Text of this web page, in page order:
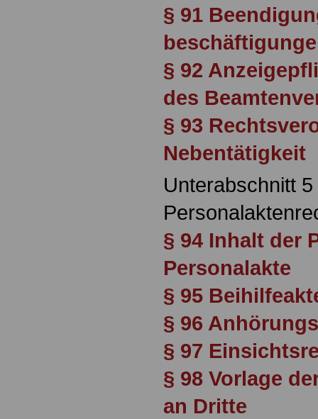
§ 91
§ 92
des
§ 93
Nebentätigkeit
Unterabschnitt 5
§ 94 Inhalt der
Personalakte
§ 95
§ 96
§ 97
§ 98 Vorlage
an Dritte